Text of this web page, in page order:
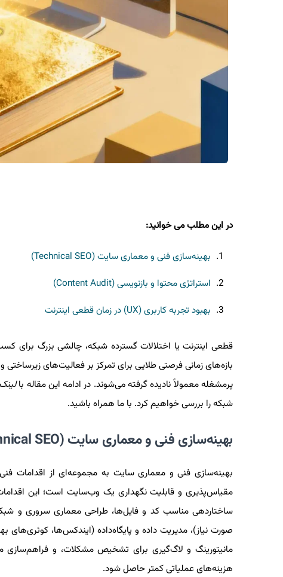
در این مطلب می خوانید:
بهینه‌سازی فنی و معماری سایت (Technical SEO)
استراتژی محتوا و بازنویسی (Content Audit)
بهبود تجربه کاربری (UX) در زمان قطعی اینترنت
قطعی اینترنت یا اختلالات گسترده شبکه، چالشی بزرگ برای
پرمشغله معمولاً نادیده گرفته می‌شوند. در ادامه این مقاله با
شبکه را بررسی خواهیم کرد. با ما همراه باشید.
بهینه‌سازی فنی و معماری سایت (Technical SEO)
بهینه‌سازی فنی و معماری سایت به مجموعه‌ای از اقدامات
مقیاس‌پذیری و قابلیت نگهداری یک وب‌سایت است؛ این
هزینه‌های عملیاتی کمتر حاصل شود.